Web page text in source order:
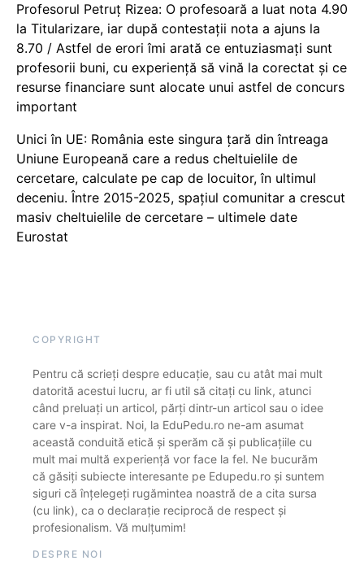
Profesorul Petruț Rizea: O profesoară a luat nota 4.90
la Titularizare, iar după contestații nota a ajuns la
8.70 / Astfel de erori îmi arată ce entuziasmați sunt
profesorii buni, cu experiență să vină la corectat și ce
resurse financiare sunt alocate unui astfel de concurs
important
Unici în UE: România este singura țară din întreaga
Uniune Europeană care a redus cheltuielile de
cercetare, calculate pe cap de locuitor, în ultimul
deceniu. Între 2015-2025, spațiul comunitar a crescut
masiv cheltuielile de cercetare – ultimele date
Eurostat
COPYRIGHT
Pentru că scrieți despre educație, sau cu atât mai mult
datorită acestui lucru, ar fi util să citați cu link, atunci
când preluați un articol, părți dintr-un articol sau o idee
care v-a inspirat. Noi, la EduPedu.ro ne-am asumat
această conduită etică și sperăm că și publicațiile cu
mult mai multă experiență vor face la fel. Ne bucurăm
că găsiți subiecte interesante pe Edupedu.ro și suntem
siguri că înțelegeți rugămintea noastră de a cita sursa
(cu link), ca o declarație reciprocă de respect și
profesionalism. Vă mulțumim!
DESPRE NOI